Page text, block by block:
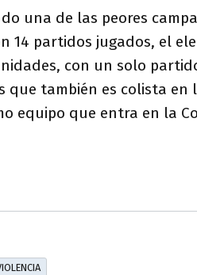
una de las peores
14 partidos jugados, el
con un solo
que también es colista en
equipo que entra en la